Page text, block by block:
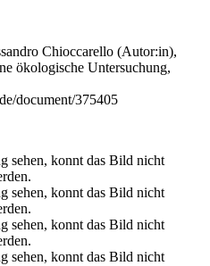
Chioccarello (Autor:in),
ökologische Untersuchung,
document/375405